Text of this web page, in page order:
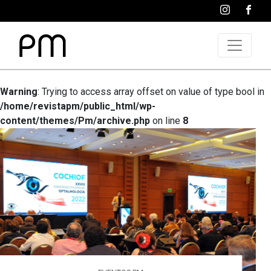
Warning: Trying to access array offset on value of type bool in
/home/revistapm/public_html/wp-
content/themes/Pm/archive.php on line 8